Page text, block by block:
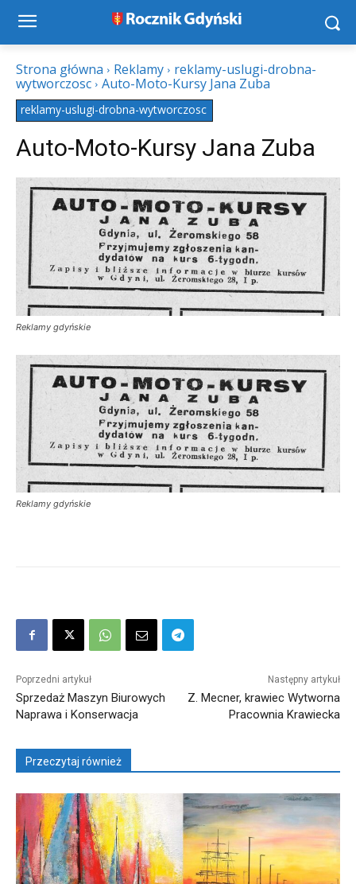
Strona główna Reklamy
reklamy-uslugi-drobna-
wytworczosc Auto-Moto-Kursy Jana Zuba
reklamy-uslugi-drobna-wytworczosc
Auto-Moto-Kursy Jana Zuba
Reklamy gdyńskie
Reklamy gdyńskie
Poprzedni artykuł
Sprzedaż Maszyn Biurowych
Naprawa i Konserwacja
Następny artykuł
Z. Mecner, krawiec Wytworna
Pracownia Krawiecka
Przeczytaj również